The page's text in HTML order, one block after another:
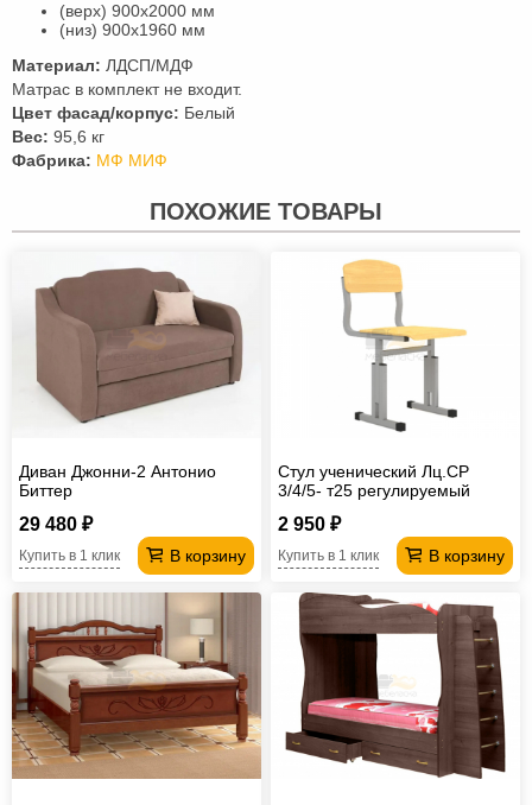
(верх) 900х2000 мм
(низ) 900х1960 мм
Материал: ЛДСП/МДФ
Матрас в комплект не входит.
Цвет фасад/корпус: Белый
Вес: 95,6 кг
Фабрика: МФ МИФ
ПОХОЖИЕ ТОВАРЫ
Диван Джонни-2 Антонио
Биттер
29 480 ₽
В корзину
Купить в 1 клик
Стул ученический Лц.СР
3/4/5- т25 регулируемый
2 950 ₽
В корзину
Купить в 1 клик